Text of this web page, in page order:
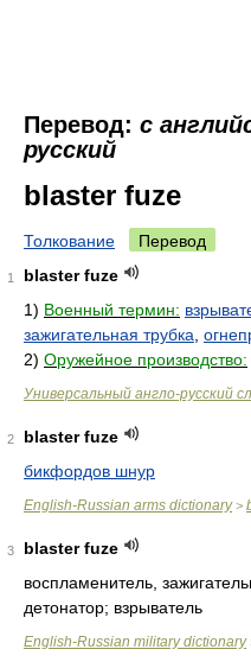
Перевод: с
русский
blaster fuze
Толкование Перевод
1
blaster fuze
1) Военный термин:
зажигательная трубка
2) Оружейное производство:
Универсальный англо-русский
2
blaster fuze
бикфордов шнур
English-Russian arms dictionary>
3
blaster fuze
воспламенитель,
детонатор; взрыватель
English-Russian military dictionary